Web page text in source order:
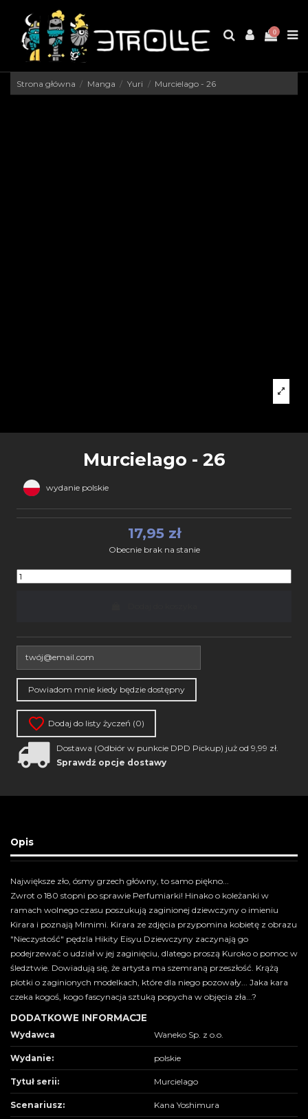
0
Strona główna Manga Yuri Murcielago - 26
Murcielago - 26
wydanie polskie
17,95 zł
Obecnie brak na stanie
Dodaj do listy życzeń (0)
Dostawa (Odbiór w punkcie DPD Pickup) już od 9,99 zł.
Sprawdź opcje dostawy
Opis
Największe zło, ósmy grzech główny, to samo piękno...
Zwrot o 180 stopni po sprawie Perfumiarki! Hinako o koleżanki w
ramach wolnego czasu poszukują zaginionej dziewczyny o imieniu
Kirara i poznają Mimimi. Kirara ze zdjęcia przypomina kobietę z obrazu
"Nieczystość" pędzla Hikity Eisyu.Dziewczyny zaczynają go
podejrzewać o udział w jej zaginięciu, dlatego proszą Kuroko o pomoc w
śledztwie. Dowiadują się, że artysta ma szemraną przeszłość. Krążą
plotki o zaginionych modelkach, które dla niego pozowały... Jaka kara
czeka kogoś, kogo fascynacja sztuką popycha w objęcia zła...?
DODATKOWE INFORMACJE
Wydawca Waneko Sp. z o.o.
Wydanie: polskie
Tytuł serii: Murcielago
Scenariusz: Kana Yoshimura